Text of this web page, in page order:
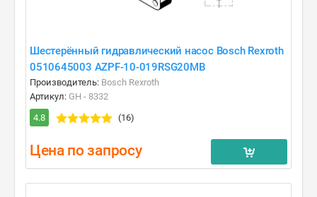
Шестерённый гидравлический насос Bosch Rexroth
0510645003 AZPF-10-019RSG20MB
Производитель: Bosch Rexroth
Артикул: GH - 8332
4.8
(16)
Цена по запросу